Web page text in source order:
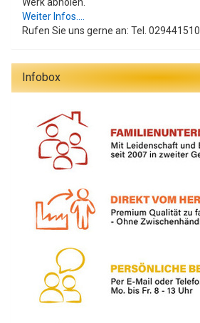
Weiter Infos....
Rufen Sie uns gerne an: Tel. 029441510
Infobox